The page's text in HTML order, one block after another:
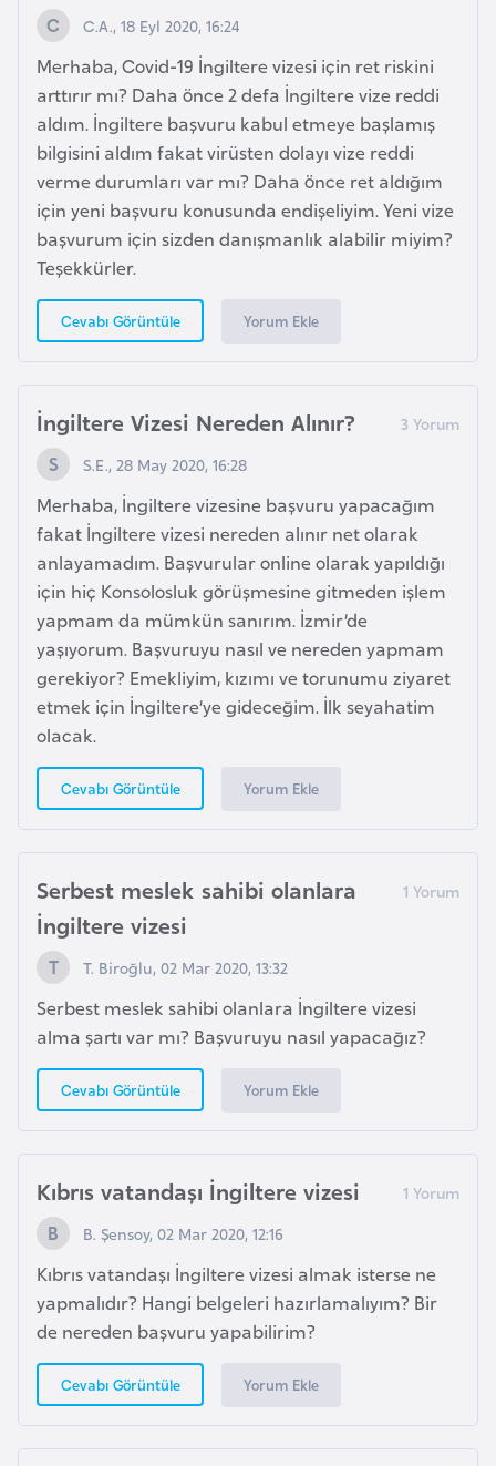
C.A., 18 Eyl 2020, 16:24
Merhaba, Covid-19 İngiltere vizesi için ret riskini
arttırır mı? Daha önce 2 defa İngiltere vize reddi
aldım. İngiltere başvuru kabul etmeye başlamış
bilgisini aldım fakat virüsten dolayı vize reddi
verme durumları var mı? Daha önce ret aldığım
için yeni başvuru konusunda endişeliyim. Yeni vize
başvurum için sizden danışmanlık alabilir miyim?
Teşekkürler.
Cevabı Görüntüle Yorum Ekle
İngiltere Vizesi Nereden Alınır?
S.E., 28 May 2020, 16:28
Merhaba, İngiltere vizesine başvuru yapacağım
fakat İngiltere vizesi nereden alınır net olarak
anlayamadım. Başvurular online olarak yapıldığı
için hiç Konsolosluk görüşmesine gitmeden işlem
yapmam da mümkün sanırım. İzmir’de
yaşıyorum. Başvuruyu nasıl ve nereden yapmam
gerekiyor? Emekliyim, kızımı ve torunumu ziyaret
etmek için İngiltere’ye gideceğim. İlk seyahatim
olacak.
Cevabı Görüntüle Yorum Ekle
Serbest meslek sahibi olanlara
İngiltere vizesi
T. Biroğlu, 02 Mar 2020, 13:32
Serbest meslek sahibi olanlara İngiltere vizesi
alma şartı var mı? Başvuruyu nasıl yapacağız?
Cevabı Görüntüle Yorum Ekle
Kıbrıs vatandaşı İngiltere vizesi
B. Şensoy, 02 Mar 2020, 12:16
Kıbrıs vatandaşı İngiltere vizesi almak isterse ne
yapmalıdır? Hangi belgeleri hazırlamalıyım? Bir
de nereden başvuru yapabilirim?
Cevabı Görüntüle Yorum Ekle
ü
n
e
y
S
u
d
a
n
G
u
y
n
a
H
i
n
d
i
s
t
a
n
H
v
a
t
s
t
a
n
o
l
a
n
d
a